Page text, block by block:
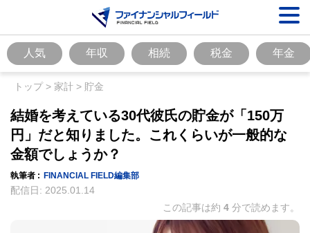
人気 年収 相続 税金 年金
トップ> 家計 > 貯金
結婚を考えている30代彼氏の貯金が「150万
円」だと知りました。これくらいが一般的な
金額でしょうか？
執筆者 : FINANCIAL FIELD編集部
配信日: 2025.01.14
この記事は約 4 分で読めます。